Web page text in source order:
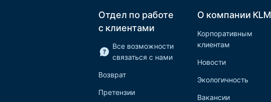
Отдел по работе
с клиентами
Все возможности
связаться с нами
Возврат
Претензии
О компании KLM
Корпоративным
клиентам
Новости
Экологичность
Вакансии